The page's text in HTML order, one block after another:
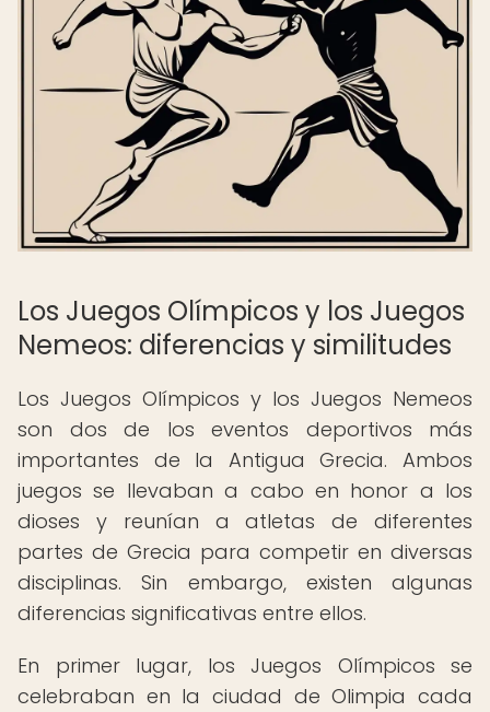
Los Juegos Olímpicos y los Juegos
Nemeos: diferencias y similitudes
Los Juegos Olímpicos y los Juegos Nemeos
son dos de los eventos deportivos más
importantes de la Antigua Grecia. Ambos
juegos se llevaban a cabo en honor a los
dioses y reunían a atletas de diferentes
partes de Grecia para competir en diversas
disciplinas. Sin embargo, existen algunas
diferencias significativas entre ellos.
En primer lugar, los Juegos Olímpicos se
celebraban en la ciudad de Olimpia cada